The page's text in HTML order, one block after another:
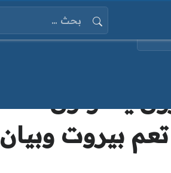
البحث عن:
بيروت وبيان